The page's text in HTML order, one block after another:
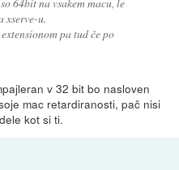
xserve-u.
pa tud če po
v 32 bit bo nasloven
mac retardiranosti, pač nisi
kot si ti.